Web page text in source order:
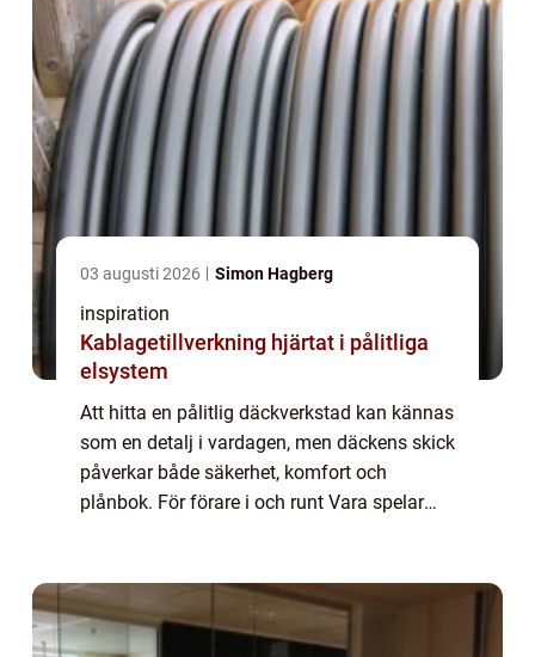
03 augusti 2026 Simon Hagberg
inspiration
Kablagetillverkning hjärtat i pålitliga
elsystem
Att hitta en pålitlig däckverkstad kan kännas
som en detalj i vardagen, men däckens skick
påverkar både säkerhet, komfort och
plånbok. För förare i och runt Vara spelar